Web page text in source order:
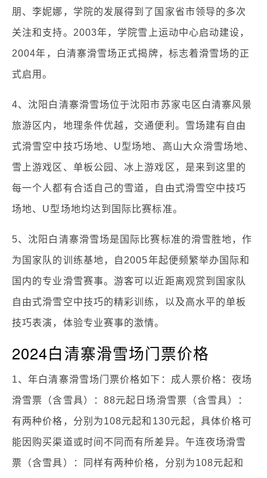
朋、李妮娜，学院的发展得到了国家省市领导的多次
关注和支持。2003年，学院雪上运动中心启动建设，
2004年，白清寨滑雪场正式揭牌，标志着滑雪场的正
式启用。
4、沈阳白清寨滑雪场位于沈阳市苏家屯区白清寨风景
旅游区内，地理条件优越，交通便利。雪场建有自由
式滑雪空中技巧场地、U型场地、高山大众滑雪场地、
雪上游戏区、单板公园、冰上游戏区，是来到这里的
每一个人都有合适自己的雪道，自由式滑雪空中技巧
场地、U型场地均达到国际比赛标准。
5、沈阳白清寨滑雪场是国际比赛标准的滑雪胜地，作
为国家队的训练基地，自2005年起便频繁举办国际和
国内的专业滑雪赛事。游客可以近距离观赏到国家队
自由式滑雪空中技巧的精彩训练，以及高水平的单板
技巧表演，体验专业赛事的激情。
2024白清寨滑雪场门票价格
1、年白清寨滑雪场门票价格如下：成人票价格：夜场
滑雪票（含雪具）：88元起日场滑雪票（含雪具）：
有两种价格，分别为108元起和130元起，具体价格可
能因购买渠道或时间不同而有所差异。午连夜场滑雪
票（含雪具）：同样有两种价格，分别为108元起和